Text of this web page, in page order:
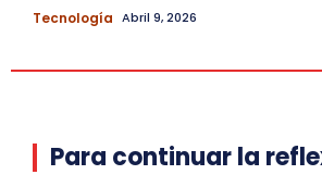
Tecnología Abril 9, 2026
Para continuar la